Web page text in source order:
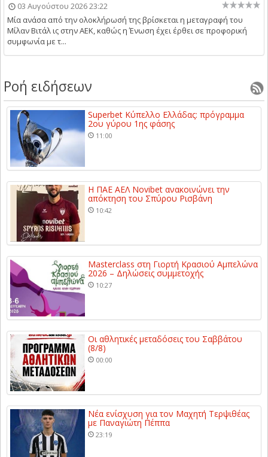
03 Αυγούστου 2026 23:22
Μία ανάσα από την ολοκλήρωσή της βρίσκεται η μεταγραφή του
Μίλαν Βιτάλ ις στην ΑΕΚ, καθώς η Ένωση έχει έρθει σε προφορική
συμφωνία με τ...
Ροή ειδήσεων
Superbet Κύπελλο Ελλάδας: πρόγραμμα
2ου γύρου 1ης φάσης
11:00
Η ΠΑΕ ΑΕΛ Novibet ανακοινώνει την
απόκτηση του Σπύρου Ρισβάνη
10:42
Masterclass στη Γιορτή Κρασιού Αμπελώνα
2026 – Δηλώσεις συμμετοχής
10:27
Οι αθλητικές μεταδόσεις του Σαββάτου
(8/8)
00:00
Νέα ενίσχυση για τον Μαχητή Τερψιθέας
με Παναγιώτη Πέππα
23:19